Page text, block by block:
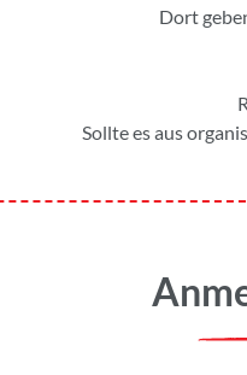
Dort
Sollte es aus